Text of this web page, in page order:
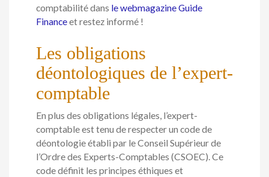
comptabilité dans le webmagazine Guide
Financeet restez informé !
Les obligations
déontologiques de l’expert-
comptable
En plus des obligations légales, l’expert-
comptable est tenu de respecter un code de
déontologie établi par le Conseil Supérieur de
l’Ordre des Experts-Comptables (CSOEC). Ce
code définit les principes éthiques et